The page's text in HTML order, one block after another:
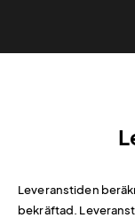
Leveranstiden
bekräftad.